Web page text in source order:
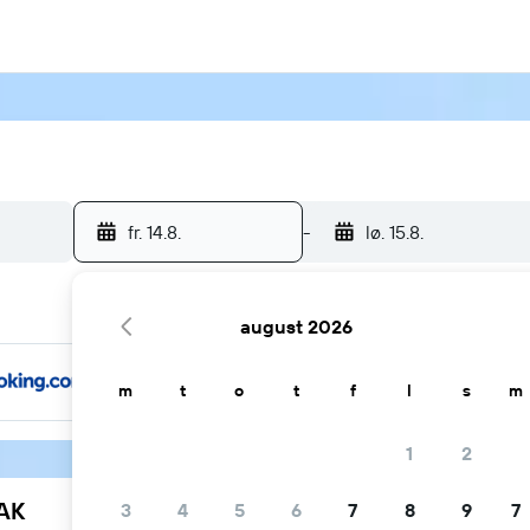
fr. 14.8. - lø. 15.8.
august 2026
m t o t f l s
1 2
3 4 5 6 7 8 9
m
7